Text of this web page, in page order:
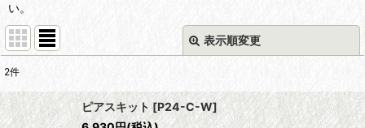
い。
表示順変更
2件
ピアスキット[P24-C-W]